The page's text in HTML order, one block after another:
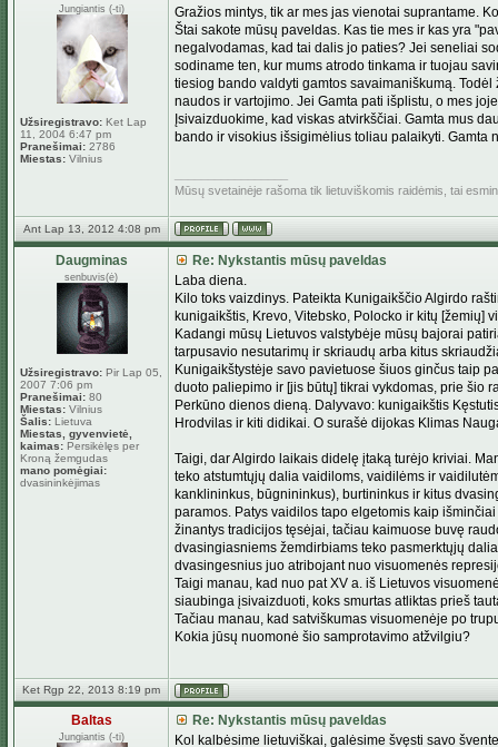
Jungiantis (-ti)
Užsiregistravo: Ket Lap
11, 2004 6:47 pm
Pranešimai: 2786
Miestas: Vilnius
Gražios mintys, tik ar mes jas vienotai suprantame.
Štai sakote mūsų paveldas. Kas tie mes ir kas yra
negalvodamas, kad tai dalis jo paties? Jei seneliai
sodiname ten, kur mums atrodo tinkama ir tuojau
tiesiog bando valdyti gamtos savaimaniškumą.
naudos ir vartojimo. Jei Gamta pati išplistu, o mes
Įsivaizduokime, kad viskas atvirkščiai. Gamta mus
bando ir visokius išsigimėlius toliau palaikyti. Gamta
Mūsų svetainėje rašoma tik lietuviškomis raidėmis, tai
Ant Lap 13, 2012 4:08 pm
Daugminas
senbuvis(ė)
Užsiregistravo: Pir Lap 05,
2007 7:06 pm
Pranešimai: 80
Miestas: Vilnius
Šalis: Lietuva
Miestas, gyvenvietė,
kaimas: Persikėlęs per
Kroną žemgudas
mano pomėgiai:
dvasininkėjimas
Re: Nykstantis mūsų paveldas
Laba diena.
Kilo toks vaizdinys. Pateikta Kunigaikščio Algirdo
kunigaikštis, Krevo, Vitebsko, Polocko ir kitų [žemių]
Kadangi mūsų Lietuvos valstybėje mūsų bajorai
tarpusavio nesutarimų ir skriaudų arba kitus
Kunigaikštystėje savo pavietuose šiuos ginčus taip
duoto paliepimo ir [jis būtų] tikrai vykdomas, prie šio
Perkūno dienos dieną. Dalyvavo: kunigaikštis
Hrodvilas ir kiti didikai. O surašė dijokas Klimas
Taigi, dar Algirdo laikais didelę įtaką turėjo kriviai.
teko atstumtųjų dalia vaidiloms, vaidilėms ir
kanklininkus, būgnininkus), burtininkus ir kitus
paramos. Patys vaidilos tapo elgetomis kaip
žinantys tradicijos tęsėjai, tačiau kaimuose buvę
dvasingiasniems žemdirbiams teko pasmerktųjų
dvasingesnius juo atribojant nuo visuomenės
Taigi manau, kad nuo pat XV a. iš Lietuvos
siaubinga įsivaizduoti, koks smurtas atliktas prieš
Tačiau manau, kad satviškumas visuomenėje po
Kokia jūsų nuomonė šio samprotavimo atžvilgiu?
Ket Rgp 22, 2013 8:19 pm
Baltas
Jungiantis (-ti)
Re: Nykstantis mūsų paveldas
Kol kalbėsime lietuviškai, galėsime švęsti savo